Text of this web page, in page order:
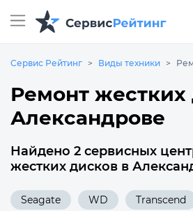
Сервис Рейтинг Виды техники
Ремонт жестких
Александрове
Найдено 2 сервисных
жестких дисков в
Seagate WD Transcend